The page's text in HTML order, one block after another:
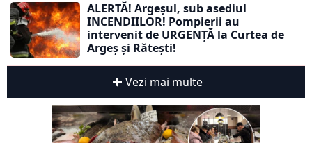
ALERTĂ! Argeșul, sub asediul
INCENDIILOR! Pompierii au
intervenit de URGENȚĂ la Curtea de
Argeș și Rătești!
Vezi mai multe